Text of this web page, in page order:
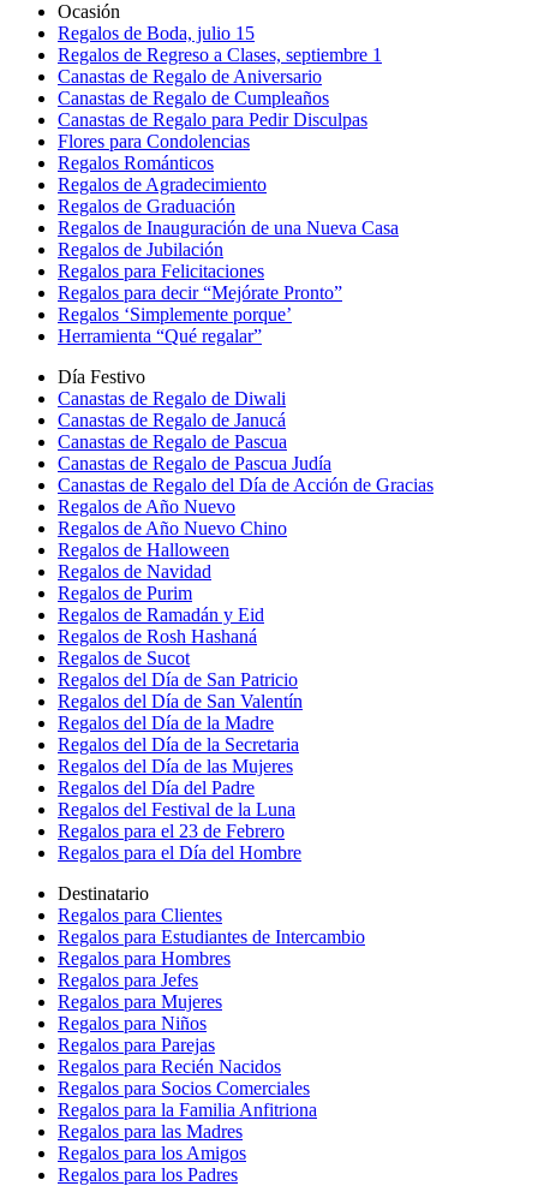
Ocasión
Regalos de Boda, julio 15
Regalos de Regreso a Clases, septiembre 1
Canastas de Regalo de Aniversario
Canastas de Regalo de Cumpleaños
Canastas de Regalo para Pedir Disculpas
Flores para Condolencias
Regalos Románticos
Regalos de Agradecimiento
Regalos de Graduación
Regalos de Inauguración de una Nueva Casa
Regalos de Jubilación
Regalos para Felicitaciones
Regalos para decir “Mejórate Pronto”
Regalos ‘Simplemente porque’
Herramienta “Qué regalar”
Día Festivo
Canastas de Regalo de Diwali
Canastas de Regalo de Janucá
Canastas de Regalo de Pascua
Canastas de Regalo de Pascua Judía
Canastas de Regalo del Día de Acción de Gracias
Regalos de Año Nuevo
Regalos de Año Nuevo Chino
Regalos de Halloween
Regalos de Navidad
Regalos de Purim
Regalos de Ramadán y Eid
Regalos de Rosh Hashaná
Regalos de Sucot
Regalos del Día de San Patricio
Regalos del Día de San Valentín
Regalos del Día de la Madre
Regalos del Día de la Secretaria
Regalos del Día de las Mujeres
Regalos del Día del Padre
Regalos del Festival de la Luna
Regalos para el 23 de Febrero
Regalos para el Día del Hombre
Destinatario
Regalos para Clientes
Regalos para Estudiantes de Intercambio
Regalos para Hombres
Regalos para Jefes
Regalos para Mujeres
Regalos para Niños
Regalos para Parejas
Regalos para Recién Nacidos
Regalos para Socios Comerciales
Regalos para la Familia Anfitriona
Regalos para las Madres
Regalos para los Amigos
Regalos para los Padres